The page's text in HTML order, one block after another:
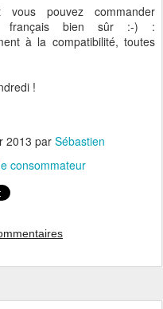
pouvez commander
français bien sûr :-) :
à la compatibilité, toutes
!
2013 par Sébastien
consommateur